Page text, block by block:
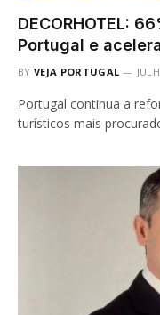
DECORHOTEL:
Portugal e
BY VEJA PORTUGAL
Portugal continua a
turísticos mais